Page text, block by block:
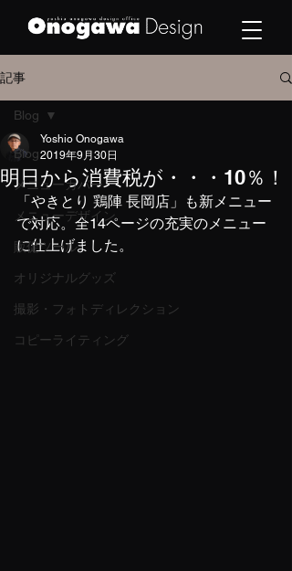
記事
Blog
メニューカバー
メニューデザイン
販促ツール
オリジナルグッズ
撮影・フォトディレクション
コピーライティング
Blog
明日から消費税が・・・10％！
Yoshio Onogawa
2019年9月30日
「やきとり 鶏陣 長岡店」も新メニュー
で対応。全14ページの充実のメニュー
に仕上げました。